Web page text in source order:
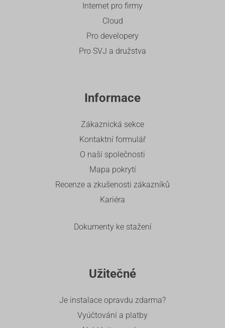
Internet pro firmy
Cloud
Pro developery
Pro SVJ a družstva
Informace
Zákaznická sekce
Kontaktní formulář
O naší společnosti
Mapa pokrytí
Recenze a zkušenosti zákazníků
Kariéra
Dokumenty ke stažení
Užitečné
Je instalace opravdu zdarma?
Vyúčtování a platby